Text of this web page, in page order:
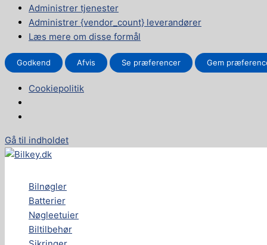
Administrer tjenester
Administrer {vendor_count} leverandører
Læs mere om disse formål
Godkend Afvis Se præferencer Gem
Cookiepolitik
Gå til indholdet
Bilnøgler
Batterier
Nøgleetuier
Biltilbehør